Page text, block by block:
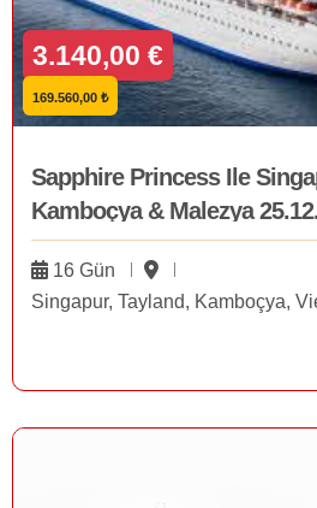
3.140,00 €
169.560,00 ₺
Sapphire Princess Ile
Kamboçya & Malezya
16 Gün
Singapur, Tayland, Kamboçya,